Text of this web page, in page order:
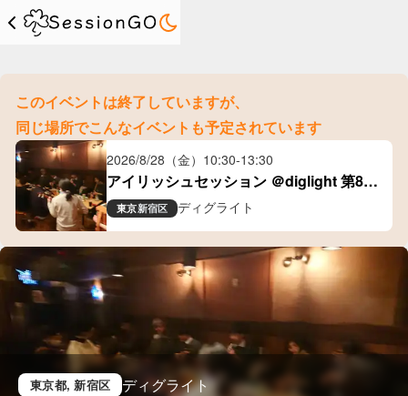
このイベントは終了していますが、
同じ場所でこんなイベントも予定されています
2026/8/28（金） 10:30-13:30
アイリッシュセッション ＠diglight 第80
回東京新宿区 ディグライト
東京都, 新宿区 ディグライト